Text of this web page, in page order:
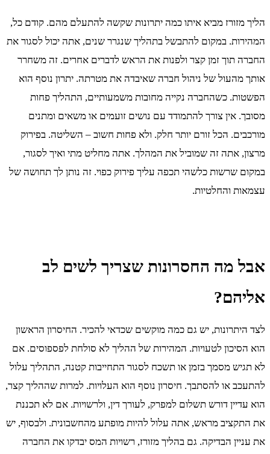
הליך מזורז מביא איתו כמה יתרונות שקשה להתעלם מהם. קודם כל,
המהירות. במקום להתבשל בתהליך שנגרר שנים, אתה יכול לסגור את
החברה תוך זמן קצר ולפנות את הראש לדברים אחרים. זה משחרר
אותך מהעול של ניהול חברה שאיבדה את מטרתה. יתרון נוסף הוא
הפשטות. כשהחברה נקייה מחובות משמעותיים, התהליך פחות
מסובך. אין צורך להתמודד עם נושים זועמים או משאים ומתנים
מורכבים. הכל זורם יותר חלק. ולא פחות חשוב – השליטה. בפירוק
מרצון, אתה זה שמוביל את המהלך. אתה מחליט מתי ואיך לסגור,
במקום שרשות כלשהי תכפה עליך פירוק כפוי. זה נותן לך תחושה של
עצמאות והחלטיות.
אבל מה החסרונות שצריך לשים לב
אליהם?
לצד היתרונות, יש גם כמה מוקשים שכדאי להכיר. החיסרון הראשון
הוא הסיכון לטעויות. המהירות של ההליך לא סולחת לפספוסים. אם
לא תגיש מסמך בזמן או תשכח לסגור התחייבות קטנה, התהליך עלול
להתעכב או להסתבך. חיסרון נוסף הוא העלויות. למרות שההליך קצר,
הוא עדיין דורש תשלום למפרק, לעורך דין, ולרשויות. אם לא תכננת
את התקציב מראש, אתה עלול להיות מופתע מהחשבונית. ולבסוף, יש
את עניין הבדיקה. גם בהליך מזורז, רשויות המס יבדקו את החברה